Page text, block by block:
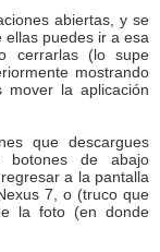
abiertas, y se
puedes ir a esa
cerrarlas (lo supe
mostrando
la aplicación
que descargues
botones de abajo
a la pantalla
7, o (truco que
la foto (en donde